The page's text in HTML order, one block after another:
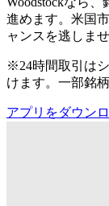
進めます。米国
ャンスを逃しませ
※24時間取引は
けます。一部銘
アプリをダウン